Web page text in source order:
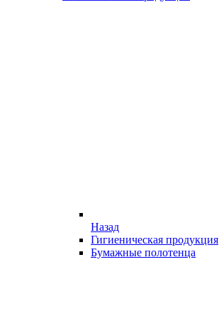
Назад
Гигиеническая продукция
Бумажные полотенца